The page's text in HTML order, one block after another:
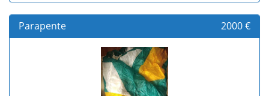
Parapente 2000 €